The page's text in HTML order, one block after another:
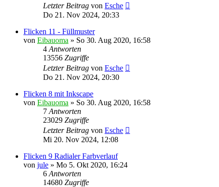
Letzter Beitrag von Esche
Do 21. Nov 2024, 20:33
Flicken 11 - Füllmuster
von Eibauoma » So 30. Aug 2020, 16:58
4 Antworten
13556 Zugriffe
Letzter Beitrag von Esche
Do 21. Nov 2024, 20:30
Flicken 8 mit Inkscape
von Eibauoma » So 30. Aug 2020, 16:58
7 Antworten
23029 Zugriffe
Letzter Beitrag von Esche
Mi 20. Nov 2024, 12:08
Flicken 9 Radialer Farbverlauf
von jule » Mo 5. Okt 2020, 16:24
6 Antworten
14680 Zugriffe